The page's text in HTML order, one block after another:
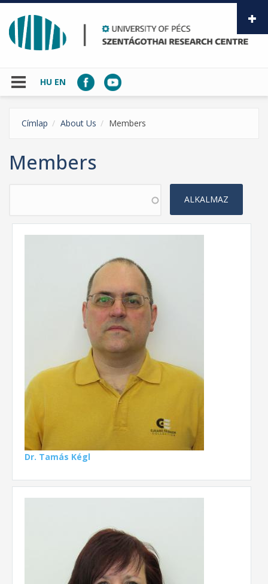
Skip to main content
HU EN
Címlap About Us Members
Members
Dr. Tamás Kégl